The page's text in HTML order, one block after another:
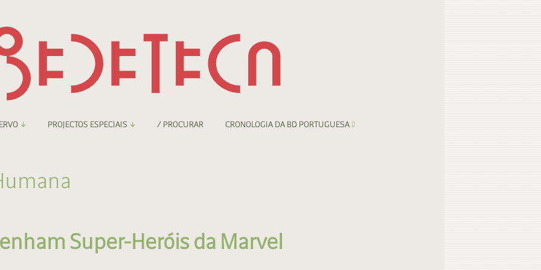
Comicarte
Digital
PROJECTOS ESPECIAIS
Recortes
/ PROCURAR CRONOLOGIA DA BD PORTUGUESA
Super-Heróis da Marvel